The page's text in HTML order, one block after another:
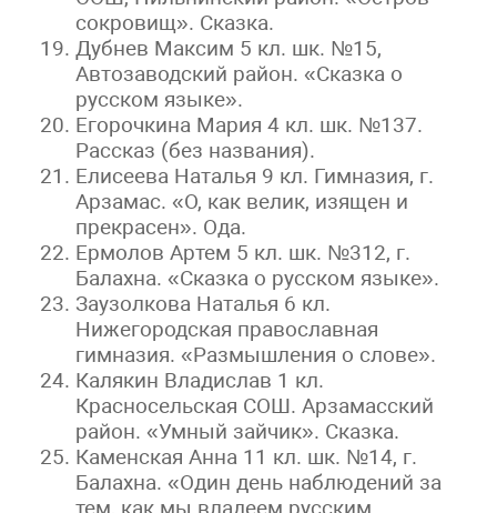
сокровищ». Сказка.
Дубнев Максим 5 кл. шк. №15,
Автозаводский район. «Сказка о
русском языке».
Егорочкина Мария 4 кл. шк. №137.
Рассказ (без названия).
Елисеева Наталья 9 кл. Гимназия, г.
Арзамас. «О, как велик, изящен и
прекрасен». Ода.
Ермолов Артем 5 кл. шк. №312, г.
Балахна. «Сказка о русском языке».
Заузолкова Наталья 6 кл.
Нижегородская православная
гимназия. «Размышления о слове».
Калякин Владислав 1 кл.
Красносельская СОШ. Арзамасский
район. «Умный зайчик». Сказка.
Каменская Анна 11 кл. шк. №14, г.
Балахна. «Один день наблюдений за
тем, как мы владеем русским